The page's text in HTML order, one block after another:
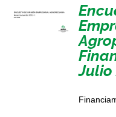
Julio